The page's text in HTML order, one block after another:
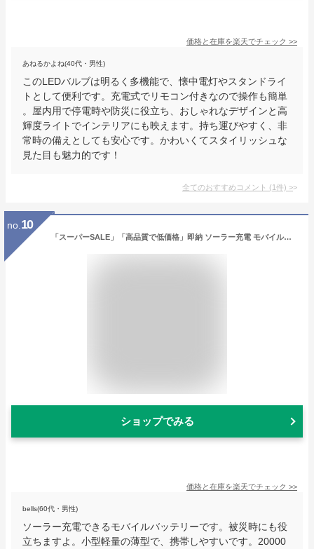
価格と在庫を楽天でチェック >>
あねるかよね(40代・男性)
このLEDバルブは明るく多機能で、懐中電灯やスタンドライ
トとして便利です。充電式でリモコン付きなので操作も簡単
。屋内用で停電時や防災に役立ち、おしゃれなデザインと高
輝度ライトでインテリアにも映えます。持ち運びやすく、非
常時の備えとしても安心です。かわいくてスタイリッシュな
見た目も魅力的です！
全てのおすすめコメント (1件) >
no. 10
「スーパーSALE」「高品質で低価格」即納 ソーラー充電 モバイルバッテリー ソーラー 大容量 小型 高速充電 スマホ充電器 20000mAh 軽量 薄型 モバ充 機内持ち込み 同時充電 LED照明機能 iPhone/Android対応 PSE認証済 3in1ケーブル 非常用 緊急用
ショップでみる
価格と在庫を楽天でチェック >>
bells(60代・男性)
ソーラー充電できるモバイルバッテリーです。被災時にも役
立ちますよ。小型軽量の薄型で、携帯しやすいです。20000